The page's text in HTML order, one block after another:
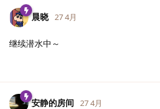
晨晓 27 4月
继续潜水中～
安静的房间 27 4月